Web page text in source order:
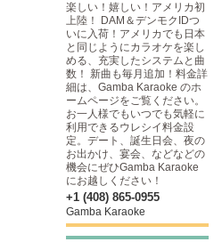
楽しい！嬉しい！アメリカ初
上陸！ DAM＆デンモクIDつ
いに入荷！アメリカでも日本
と同じようにカラオケを楽し
める、充実したシステムと曲
数！ 新曲も毎月追加！料金詳
細は、Gamba Karaoke のホ
ームページをご覧ください。
お一人様でもいつでも気軽に
利用できるウレシイ料金設
定。デート、誕生日会、夜の
お出かけ、宴会、などなどの
機会にぜひGamba Karaoke
にお越しください！
+1 (408) 865-0955
Gamba Karaoke